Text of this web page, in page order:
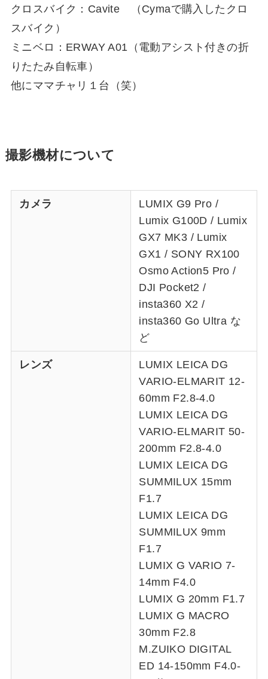
クロスバイク：Cavite （Cymaで購入したクロ
スバイク）
ミニベロ：ERWAY A01（電動アシスト付きの折
りたたみ自転車）
他にママチャリ１台（笑）
撮影機材について
カメラ
LUMIX G9 Pro /
Lumix G100D / Lumix
GX7 MK3 / Lumix
GX1 / SONY RX100
Osmo Action5 Pro /
DJI Pocket2 /
insta360 X2 /
insta360 Go Ultra な
ど
レンズ
LUMIX LEICA DG
VARIO-ELMARIT 12-
60mm F2.8-4.0
LUMIX LEICA DG
VARIO-ELMARIT 50-
200mm F2.8-4.0
LUMIX LEICA DG
SUMMILUX 15mm
F1.7
LUMIX LEICA DG
SUMMILUX 9mm
F1.7
LUMIX G VARIO 7-
14mm F4.0
LUMIX G 20mm F1.7
LUMIX G MACRO
30mm F2.8
M.ZUIKO DIGITAL
ED 14-150mm F4.0-